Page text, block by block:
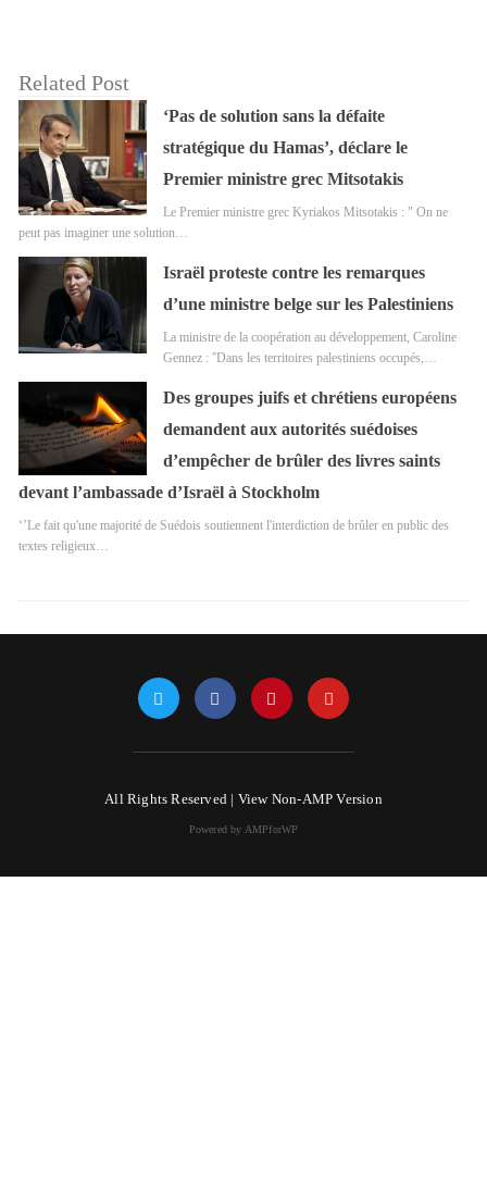
Related Post
‘Pas de solution sans la défaite
stratégique du Hamas’, déclare le
Premier ministre grec Mitsotakis
Le Premier ministre grec Kyriakos Mitsotakis : " On ne
peut pas imaginer une solution…
Israël proteste contre les remarques
d’une ministre belge sur les Palestiniens
La ministre de la coopération au développement, Caroline
Gennez : ''Dans les territoires palestiniens occupés,…
Des groupes juifs et chrétiens européens
demandent aux autorités suédoises
d’empêcher de brûler des livres saints
devant l’ambassade d’Israël à Stockholm
‘’Le fait qu'une majorité de Suédois soutiennent l'interdiction de brûler en public des
textes religieux…
All Rights Reserved | View Non-AMP Version
Powered by AMPforWP